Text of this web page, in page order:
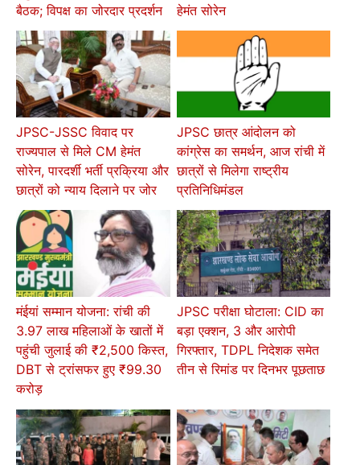
बैठक; विपक्ष का जोरदार प्रदर्शन
हेमंत सोरेन
JPSC-JSSC विवाद पर
राज्यपाल से मिले CM हेमंत
सोरेन, पारदर्शी भर्ती प्रक्रिया और
छात्रों को न्याय दिलाने पर जोर
JPSC छात्र आंदोलन को
कांग्रेस का समर्थन, आज रांची में
छात्रों से मिलेगा राष्ट्रीय
प्रतिनिधिमंडल
मंईयां सम्मान योजना: रांची की
3.97 लाख महिलाओं के खातों में
पहुंची जुलाई की ₹2,500 किस्त,
DBT से ट्रांसफर हुए ₹99.30
करोड़
JPSC परीक्षा घोटाला: CID का
बड़ा एक्शन, 3 और आरोपी
गिरफ्तार, TDPL निदेशक समेत
तीन से रिमांड पर दिनभर पूछताछ